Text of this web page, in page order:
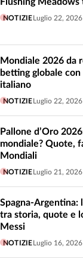
NOTIZIELuglio 22, 2026
Mondiale 2026 da
betting globale
italiano
NOTIZIELuglio 22, 2026
Pallone d’Oro
mondiale? Quote,
Mondiali
NOTIZIELuglio 21, 2026
Spagna-Argentina:
tra storia, quote e
Messi
NOTIZIELuglio 16, 2026